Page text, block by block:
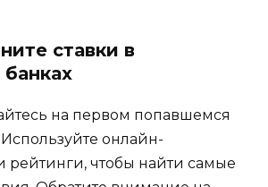
ставки в
на первом попавшемся
онлайн-
рейтинги, чтобы найти самые